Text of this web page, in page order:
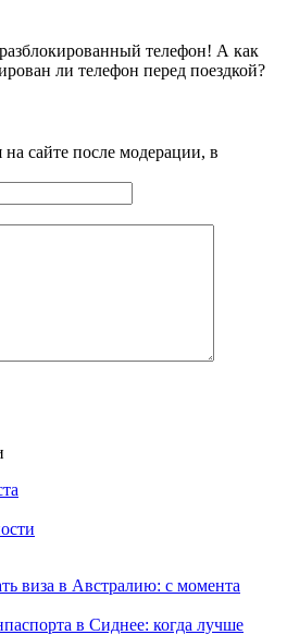
телефон! А как
ли телефон перед поездкой?
сайте после модерации, в
виза в Австралию: с момента
в Сиднее: когда лучше